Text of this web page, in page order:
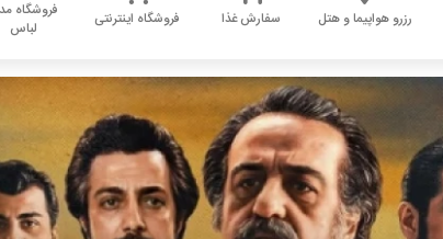
رزرو هواپیما و هتل سفارش غذا فروشگاه اینترنتی
فروشگاه
لباس